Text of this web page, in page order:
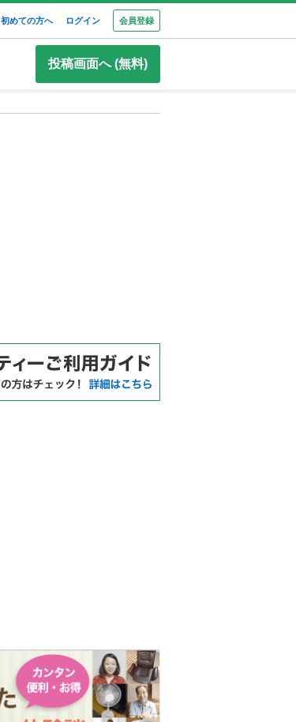
初めての方へ ログイン 会員登録
投稿画面へ (無料)